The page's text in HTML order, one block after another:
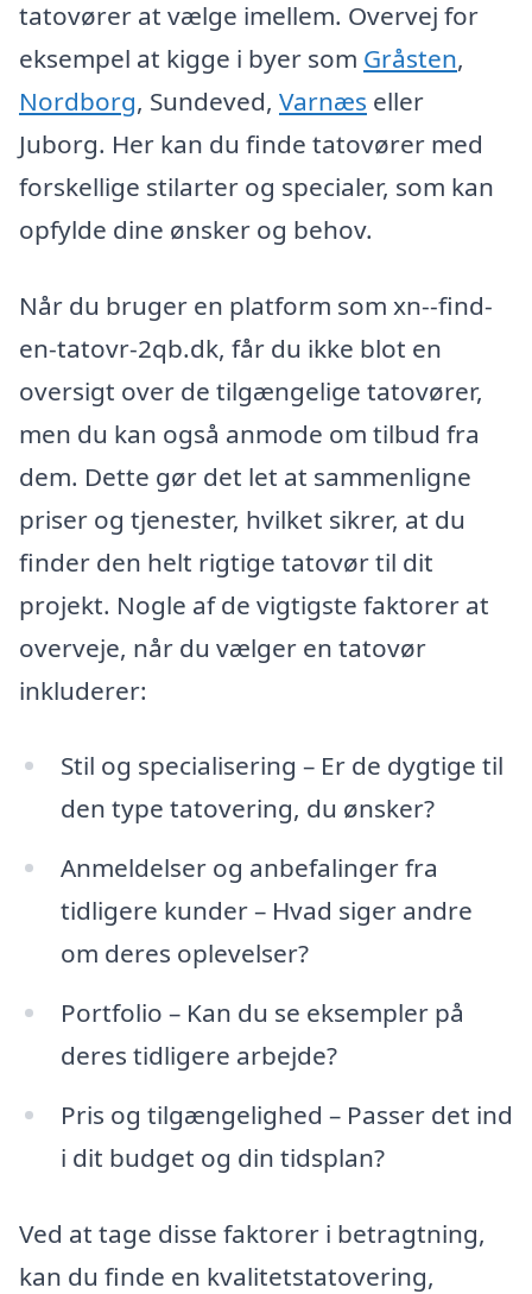
tatovører at vælge imellem. Overvej for
eksempel at kigge i byer som Gråsten,
Nordborg, Sundeved, Varnæs eller
Juborg. Her kan du finde tatovører med
forskellige stilarter og specialer, som kan
opfylde dine ønsker og behov.
Når du bruger en platform som xn--find-
en-tatovr-2qb.dk, får du ikke blot en
oversigt over de tilgængelige tatovører,
men du kan også anmode om tilbud fra
dem. Dette gør det let at sammenligne
priser og tjenester, hvilket sikrer, at du
finder den helt rigtige tatovør til dit
projekt. Nogle af de vigtigste faktorer at
overveje, når du vælger en tatovør
inkluderer:
Stil og specialisering – Er de dygtige til
den type tatovering, du ønsker?
Anmeldelser og anbefalinger fra
tidligere kunder – Hvad siger andre
om deres oplevelser?
Portfolio – Kan du se eksempler på
deres tidligere arbejde?
Pris og tilgængelighed – Passer det ind
i dit budget og din tidsplan?
Ved at tage disse faktorer i betragtning,
kan du finde en kvalitetstatovering,